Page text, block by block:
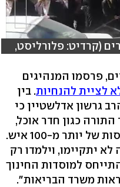
(קרדיט: פלורליסט,
פרסמו המנהיגים
לציית להנחיות. בין
גרשון אדלשטיין כי
כגון חדר אוכל,
צריך לשמור שלא תהיה התכנסות של יותר מ-100 איש.
לא יתקיימו, וילמדו רק
למוסדות החינוך
משרד הבריאות".